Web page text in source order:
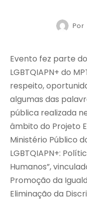
Por
Evento fez parte
LGBTQIAPN+ do
respeito,
algumas das
pública realizada
âmbito do Projeto
Ministério Público
LGBTQIAPN+:
Humanos”,
Promoção da
Eliminação da